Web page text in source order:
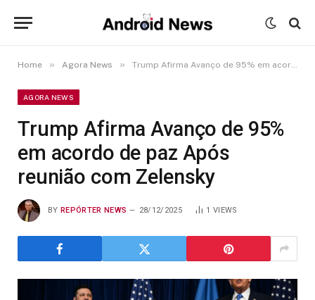
Home » Agora News » Trump Afirma Avanço de 95% em acordo de paz Após reunião com Zelensky
AGORA NEWS
Trump Afirma Avanço de 95%
em acordo de paz Após
reunião com Zelensky
BY REPÓRTER NEWS 28/12/2025 1 VIEWS